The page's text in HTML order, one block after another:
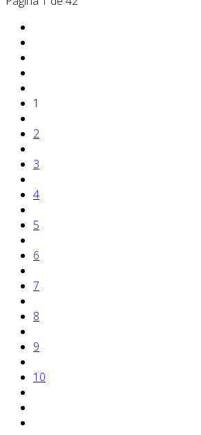
1
2
3
4
5
6
7
8
9
10